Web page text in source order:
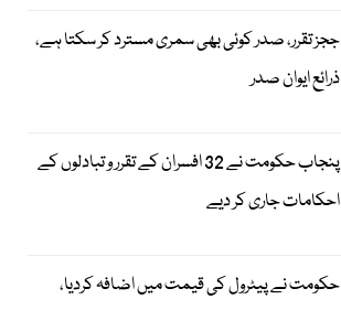
ججز تقرر، صدر کوئی بھی سمری مسترد کر سکتا ہے،
ذرائع ایوان صدر
پنجاب حکومت نے 32 افسران کے تقرر و تبادلوں کے
احکامات جاری کر دیے
حکومت نے پیٹرول کی قیمت میں اضافہ کردیا،